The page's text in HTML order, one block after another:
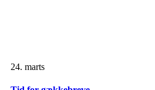
24. marts